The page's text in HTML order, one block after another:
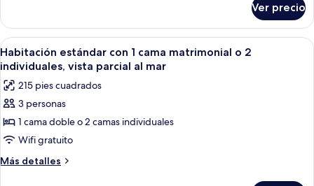
matrimonial
o
2
individuales
estándar
con
1
cama
o
2
individuales
Ver precio
Abrir
todas
las
fotos
de
Habitación
estándar
con
Una habitación de hotel moderna
6
Habitación estándar con 1 cama matrimonial o 2
individuales, vista parcial al mar
215 pies cuadrados
3 personas
1 cama doble o 2 camas individuales
Wifi gratuito
Más detalles
Más